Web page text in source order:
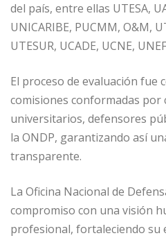
del país, entre ellas UTESA,
UNICARIBE, PUCMM, O&M,
UTESUR, UCADE, UCNE,
El proceso de evaluación fue
comisiones conformadas por
universitarios, defensores
la ONDP, garantizando así
transparente.
La Oficina Nacional de
compromiso con una visión
profesional, fortaleciendo su